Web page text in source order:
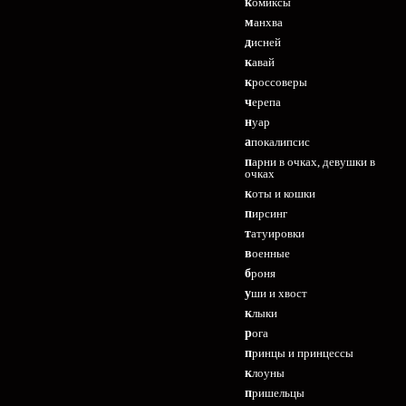
манхва
дисней
кавай
кроссоверы
черепа
нуар
апокалипсис
парни в очках, девушки в
очках
коты и кошки
пирсинг
татуировки
военные
броня
уши и хвост
клыки
рога
принцы и принцессы
клоуны
пришельцы